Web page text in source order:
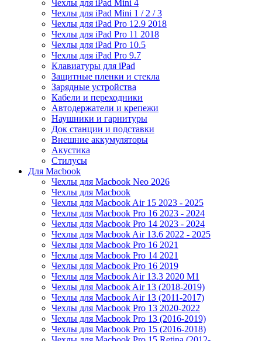
Чехлы для iPad Mini 4
Чехлы для iPad Mini 1 / 2 / 3
Чехлы для iPad Pro 12.9 2018
Чехлы для iPad Pro 11 2018
Чехлы для iPad Pro 10.5
Чехлы для iPad Pro 9.7
Клавиатуры для iPad
Защитные пленки и стекла
Зарядные устройства
Кабели и переходники
Автодержатели и крепежи
Наушники и гарнитуры
Док станции и подставки
Внешние аккумуляторы
Акустика
Стилусы
Для Macbook
Чехлы для Macbook Neo 2026
Чехлы для Macbook
Чехлы для Macbook Air 15 2023 - 2025
Чехлы для Macbook Pro 16 2023 - 2024
Чехлы для Macbook Pro 14 2023 - 2024
Чехлы для Macbook Air 13.6 2022 - 2025
Чехлы для Macbook Pro 16 2021
Чехлы для Macbook Pro 14 2021
Чехлы для Macbook Pro 16 2019
Чехлы для Macbook Air 13.3 2020 M1
Чехлы для Macbook Air 13 (2018-2019)
Чехлы для Macbook Air 13 (2011-2017)
Чехлы для Macbook Pro 13 2020-2022
Чехлы для Macbook Pro 13 (2016-2019)
Чехлы для Macbook Pro 15 (2016-2018)